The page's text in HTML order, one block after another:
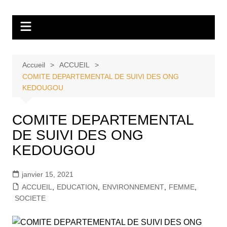
contenu
Tvdescollines
Accueil
ACCUEIL
COMITE DEPARTEMENTAL DE SUIVI DES ONG
KEDOUGOU
COMITE DEPARTEMENTAL
DE SUIVI DES ONG
KEDOUGOU
janvier 15, 2021
ACCUEIL
EDUCATION ENVIRONNEMENT, FEMME,
SOCIETE